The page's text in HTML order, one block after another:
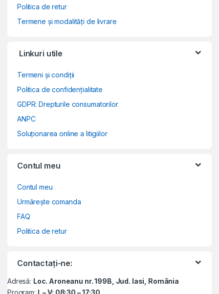
Politica de retur
Termene și modalități de livrare
Linkuri utile
Termeni și condiții
Politica de confidențialitate
GDPR: Drepturile consumatorilor
ANPC
Soluționarea online a litigiilor
Contul meu
Contul meu
Urmărește comanda
FAQ
Politica de retur
Contactați-ne:
Adresă: Loc. Aroneanu nr. 199B, Jud. Iasi, România